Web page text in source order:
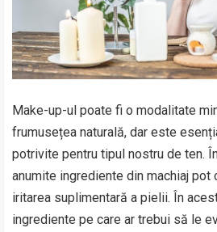
Make-up-ul poate fi o modalitate
frumusețea naturală, dar este
potrivite pentru tipul nostru de ten.
anumite ingrediente din machiaj pot
iritarea suplimentară a pielii. În
ingrediente pe care ar trebui să le